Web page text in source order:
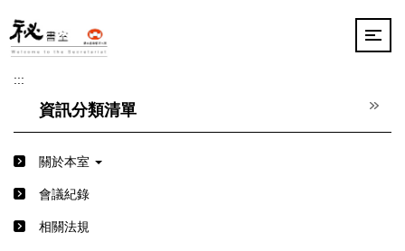
到
主
內
:::
資訊分類清單
關於本室
會議紀錄
相關法規